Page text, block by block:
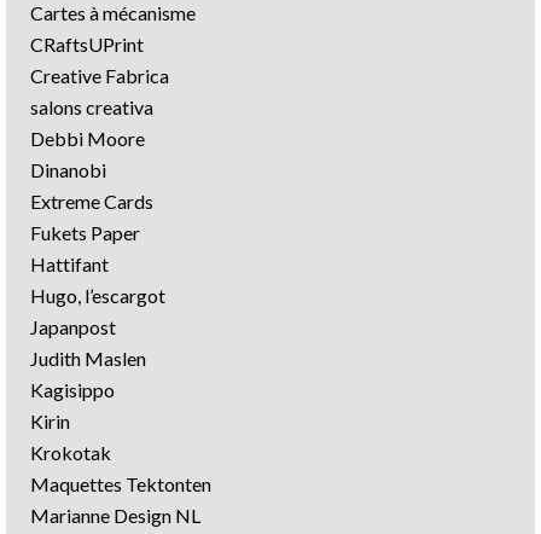
Cartes à mécanisme
CRaftsUPrint
Creative Fabrica
salons creativa
Debbi Moore
Dinanobi
Extreme Cards
Fukets Paper
Hattifant
Hugo, l’escargot
Japanpost
Judith Maslen
Kagisippo
Kirin
Krokotak
Maquettes Tektonten
Marianne Design NL